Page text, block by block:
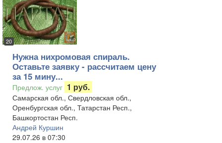
20
Нужна нихромовая спираль.
Оставьте заявку - рассчитаем цену
за 15 мину...
Предлож. услуг 1 руб.
Самарская обл., Свердловская обл.,
Оренбургская обл., Татарстан Респ.,
Башкортостан Респ.
Андрей Куршин
29.07.26 в 07:30